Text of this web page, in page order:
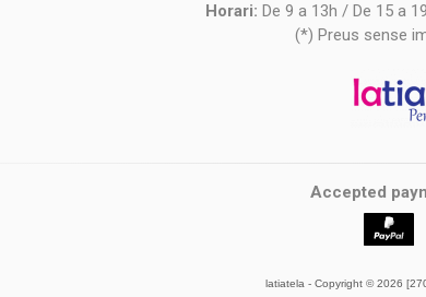
Horari: De 9 a 13h / De 15 a
(*) Preus sense
Accepted
latiatela - Copyright © 2026